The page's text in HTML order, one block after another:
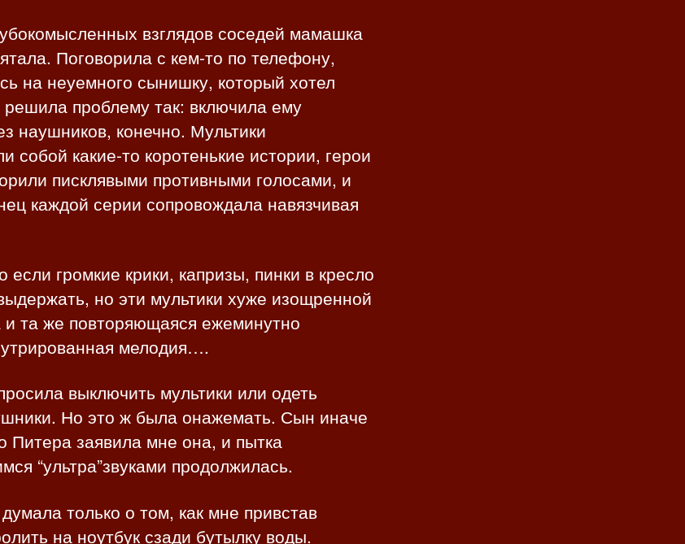
взглядов соседей мамашка
Поговорила с кем-то по телефону,
на неуемного сынишку, который хотел
проблему так: включила ему
наушников, конечно. Мультики
собой какие-то коротенькие истории, герои
писклявыми противными голосами, и
каждой серии сопровождала навязчивая
если громкие крики, капризы, пинки в кресло
но эти мультики хуже изощренной
та же повторяющаяся ежеминутно
мелодия….
выключить мультики или одеть
Но это ж была онажемать. Сын иначе
Питера заявила мне она, и пытка
“ультра”звуками продолжилась.
только о том, как мне привстав
на ноутбук сзади бутылку воды.